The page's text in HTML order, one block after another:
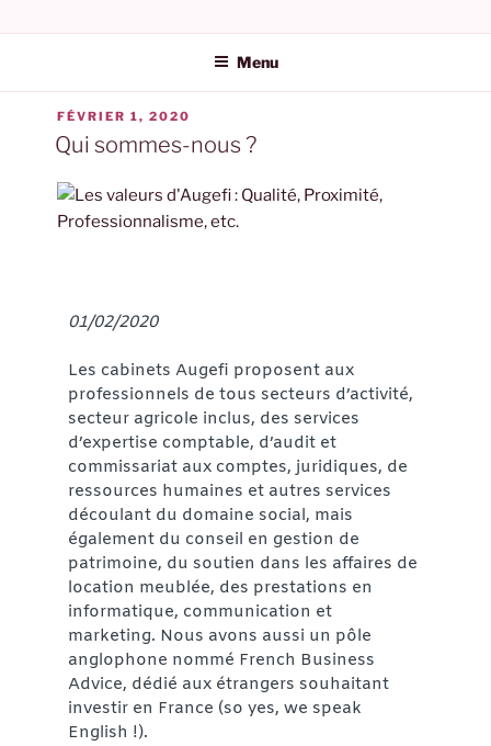
AUGEFI | AUDIT ET
EXPERTISE COMPTABLE
DANS L'HÉRAULT
Menu
COMMISSAIRE
FÉVRIER 1, 2020
Qui sommes-nous ?
01/02/2020
Les cabinets Augefi proposent aux
professionnels de tous secteurs d’activité,
secteur agricole inclus, des services
d’expertise comptable, d’audit et
commissariat aux comptes, juridiques, de
ressources humaines et autres services
découlant du domaine social, mais
également du conseil en gestion de
patrimoine, du soutien dans les affaires de
location meublée, des prestations en
informatique, communication et
marketing. Nous avons aussi un pôle
anglophone nommé French Business
Advice, dédié aux étrangers souhaitant
investir en France (so yes, we speak
English !).